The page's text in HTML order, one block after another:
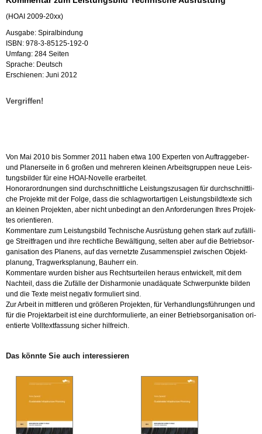
(HOAI 2009-20xx)
Aus­ga­be: Spi­ral­bin­dung
ISBN: 978-3-85125-192-0
Um­fang: 284 Sei­ten
Spra­che: Deutsch
Er­schie­nen: Juni 2012
Ver­grif­fen!
Von Mai 2010 bis Som­mer 2011 haben etwa 100 Ex­per­ten von Auf­trag­ge­ber-
und Pla­ner­sei­te in 6 gro­ßen und meh­re­ren klei­nen Ar­beits­grup­pen neue Leis­
tungs­bil­der für eine HOAI-No­vel­le er­ar­bei­tet.
Ho­no­rar­ord­nun­gen sind durch­schnitt­li­che Leis­tungs­zu­sa­gen für durch­schnitt­li­
che Pro­jek­te mit der Folge, dass die schlag­wort­ar­ti­gen Leis­tungs­bild­tex­te sich
an klei­nen Pro­jek­ten, aber nicht un­be­dingt an den An­for­de­run­gen Ihres Pro­jek­
tes ori­en­tie­ren.
Kom­men­ta­re zum Leis­tungs­bild Tech­ni­sche Aus­rüs­tung gehen stark auf zu­fäl­li­
ge Streit­fra­gen und ihre recht­li­che Be­wäl­ti­gung, sel­ten aber auf die Be­triebs­or­
ga­ni­sa­ti­on des Pla­nens, auf das ver­netz­te Zu­sam­men­spiel zwi­schen Ob­jekt­
pla­nung, Trag­werks­pla­nung, Bau­herr ein.
Kom­men­ta­re wur­den bis­her aus Rechts­ur­tei­len her­aus ent­wi­ckelt, mit dem
Nach­teil, dass die Zu­fäl­le der Dis­har­mo­nie un­ad­äqua­te Schwer­punk­te bil­den
und die Texte meist ne­ga­tiv for­mu­liert sind.
Zur Ar­beit in mitt­le­ren und grö­ße­ren Pro­jek­ten, für Ver­hand­lungs­füh­run­gen und
für die Pro­jekt­ar­beit ist eine durch­for­mu­lier­te, an einer Be­triebs­or­ga­ni­sa­ti­on ori­
en­tier­te Voll­text­fas­sung si­cher hilf­reich.
Das könn­te Sie auch in­ter­es­sie­ren